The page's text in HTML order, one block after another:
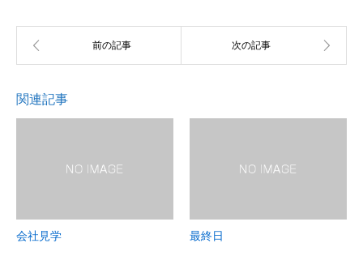
関連記事
会社見学 最終日